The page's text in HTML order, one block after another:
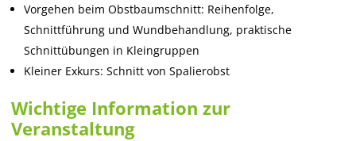
Vorgehen beim Obstbaumschnitt: Reihenfolge,
Schnittführung und Wundbehandlung, praktische
Schnittübungen in Kleingruppen
Kleiner Exkurs: Schnitt von Spalierobst
Wichtige Information zur
Veranstaltung